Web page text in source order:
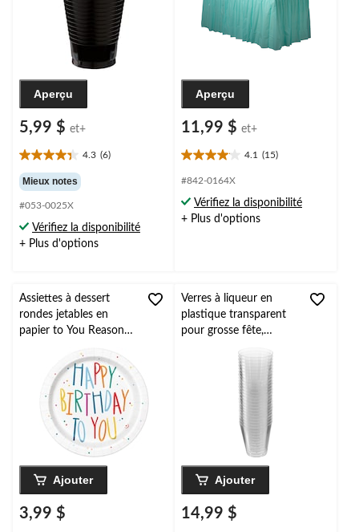
Aperçu
5,99 $ et+
4.3 (6)
4.3
étoile(s)
sur
5.
6
évaluations
Mieux notes
#053-0025X
Vérifiez la disponibilité
+ Plus d'options
Aperçu
11,99 $ et+
4.1 (15)
4.1
étoile(s)
5.
15
#842-0164X
Vérifiez la disponibilité
+ Plus d'options
Assiettes à dessert
rondes jetables en
papier to You Reason
Birthday, multicolore, 7
po, paq. 8, pour
anniversaire
Ajouter
3,99 $
Verres à liqueur en
plastique transparent
pour grosse fête,
Ajouter
14,99 $